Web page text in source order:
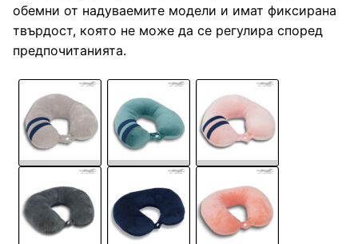
обемни от надуваемите модели и имат фиксирана
твърдост, която не може да се регулира според
предпочитанията.